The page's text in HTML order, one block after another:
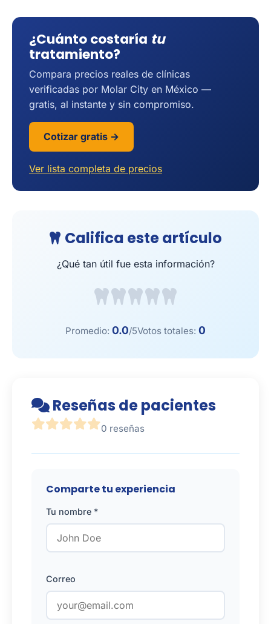
¿Cuánto costaría tu
tratamiento?
Compara precios reales de clínicas
verificadas por Molar City en México —
gratis, al instante y sin compromiso.
Cotizar gratis →
Ver lista completa de precios
Califica este artículo
¿Qué tan útil fue esta información?
Promedio: 0.0/5Votos totales: 0
Reseñas de pacientes
0 reseñas
Comparte tu experiencia
Tu nombre *
Correo